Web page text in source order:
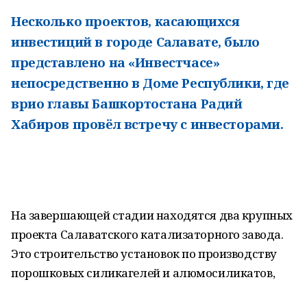
Несколько проектов, касающихся
инвестиций в городе Салавате, было
представлено на «Инвестчасе»
непосредственно в Доме Республики, где
врио главы Башкортостана Радий
Хабиров провёл встречу с инвесторами.
На завершающей стадии находятся два крупных
проекта Салаватского катализаторного завода.
Это строительство установок по производству
порошковых силикагелей и алюмосиликатов,